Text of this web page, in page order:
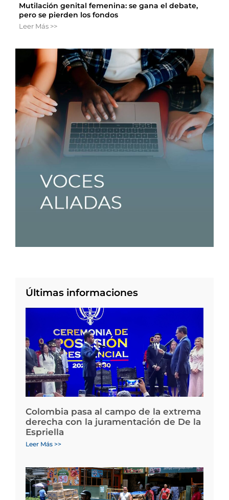
Mutilación genital femenina: se gana el debate,
pero se pierden los fondos
Leer Más >>
Últimas informaciones
Colombia pasa al campo de la extrema
derecha con la juramentación de De la
Espriella
Leer Más >>